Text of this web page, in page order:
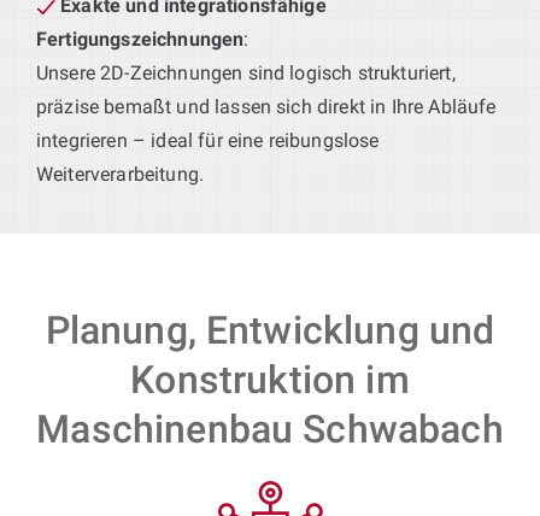
Exakte und integrationsfähige
Fertigungszeichnungen:
Unsere 2D-Zeichnungen sind logisch strukturiert,
präzise bemaßt und lassen sich direkt in Ihre Abläufe
integrieren – ideal für eine reibungslose
Weiterverarbeitung.
Planung, Entwicklung und
Konstruktion im
Maschinenbau Schwabach